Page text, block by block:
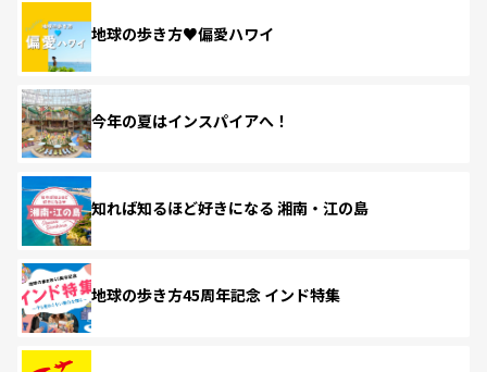
地球の歩き方♥偏愛ハワイ
今年の夏はインスパイアへ！
知れば知るほど好きになる 湘南・江の島
地球の歩き方45周年記念 インド特集